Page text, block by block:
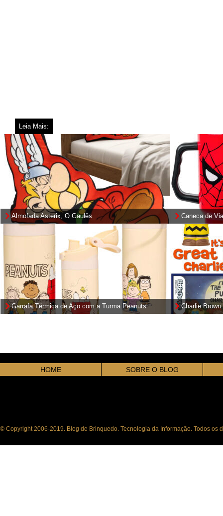
Leia Mais:
Almofada Asterix, O Gaulês
Caneca de
Man de Aço
Garrafa Térmica de Aço com a Turma Peanuts
Charlie
Collector
HOME SOBRE O BLOG
© Copyright 2006-2019. Blog de Brinquedo. Tecnologia da Informação. Todos os